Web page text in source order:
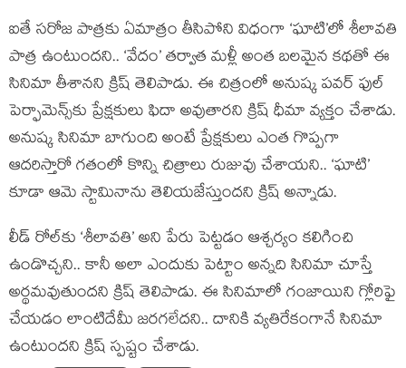
ఐతే సరోజ పాత్రకు ఏమాత్రం తీసిపోని విధంగా ‘ఘాటి’లో శీలావతి
పాత్ర ఉంటుందని.. ‘వేదం’ తర్వాత మళ్లీ అంత బలమైన కథతో ఈ
సినిమా తీశానని క్రిష్ తెలిపాడు. ఈ చిత్రంలో అనుష్క పవర్ ఫుల్
పెర్ఫామెన్స్‌కు ప్రేక్షకులు ఫిదా అవుతారని క్రిష్ ధీమా వ్యక్తం చేశాడు.
అనుష్క సినిమా బాగుంది అంటే ప్రేక్షకులు ఎంత గొప్పగా
ఆదరిస్తారో గతంలో కొన్ని చిత్రాలు రుజువు చేశాయని.. ‘ఘాటి’
కూడా ఆమె స్టామినాను తెలియజేస్తుందని క్రిష్ అన్నాడు.
లీడ్ రోల్‌కు ‘శీలావతి’ అని పేరు పెట్టడం ఆశ్చర్యం కలిగించి
ఉండొచ్చని.. కానీ అలా ఎందుకు పెట్టాం అన్నది సినిమా చూస్తే
అర్థమవుతుందని క్రిష్ తెలిపాడు. ఈ సినిమాలో గంజాయిని గ్లోరిఫై
చేయడం లాంటిదేమీ జరగలేదని.. దానికి వ్యతిరేకంగానే సినిమా
ఉంటుందని క్రిష్ స్పష్టం చేశాడు.